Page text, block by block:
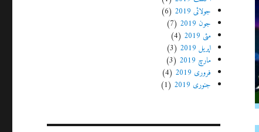
جولائی 2019
(6)
جون 2019
(7)
مئی 2019
(4)
اپریل 2019
(3)
مارچ 2019
(3)
فروری 2019
(4)
جنوری 2019
(1)